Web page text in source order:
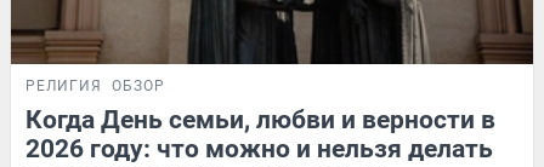
РЕЛИГИЯ ОБЗОР
Когда День семьи, любви и верности в
2026 году: что можно и нельзя делать